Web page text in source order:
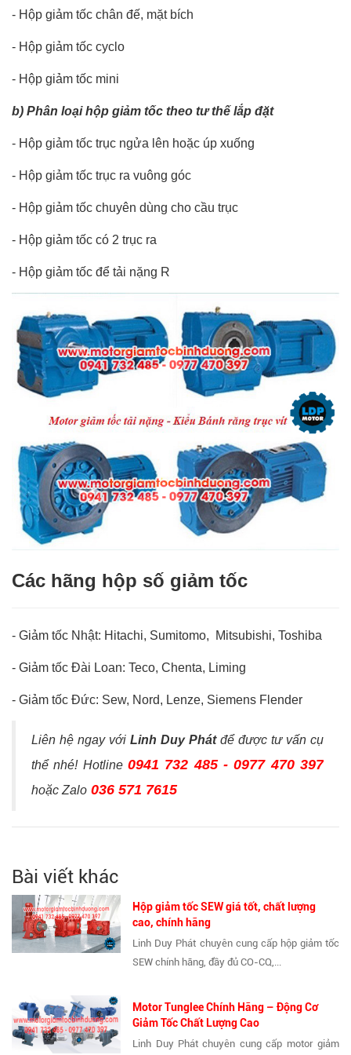
- Hộp giảm tốc chân đế, mặt bích
- Hộp giảm tốc cyclo
- Hộp giảm tốc mini
b) Phân loại hộp giảm tốc theo tư thế lắp đặt
- Hộp giảm tốc trục ngửa lên hoặc úp xuống
- Hộp giảm tốc trục ra vuông góc
- Hộp giảm tốc chuyên dùng cho cầu trục
- Hộp giảm tốc có 2 trục ra
- Hộp giảm tốc để tải nặng R
Các hãng hộp số giảm tốc
- Giảm tốc Nhật: Hitachi, Sumitomo, Mitsubishi, Toshiba
- Giảm tốc Đài Loan: Teco, Chenta, Liming
- Giảm tốc Đức: Sew, Nord, Lenze, Siemens Flender
Liên hệ ngay với Linh Duy Phát để được tư vấn cụ
thể nhé! Hotline 0941 732 485 - 0977 470 397
hoặc Zalo 036 571 7615
Bài viết khác
Hộp giảm tốc SEW giá tốt, chất lượng
cao, chính hãng
Linh Duy Phát chuyên cung cấp hộp giảm tốc
SEW chính hãng, đầy đủ CO-CQ,...
Motor Tunglee Chính Hãng – Động Cơ
Giảm Tốc Chất Lượng Cao
Linh Duy Phát chuyên cung cấp motor giảm